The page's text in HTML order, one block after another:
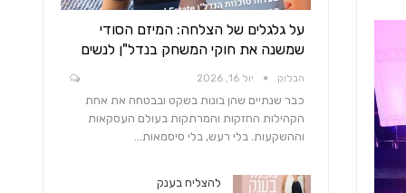
על גלגלים של הצלחה: המיזם הסודי
שמשנה את חוקי המשחק בנדל"ן לנשים
הבלוק יול 16, 2026
כבר שנתיים שהן בונות בשקט ובבטחה את אחת
הקהילות החזקות והמרתקות בעולם העסקאות
וההשקעות. בלי רעש, בלי סיסמאות…
להצליח בענק